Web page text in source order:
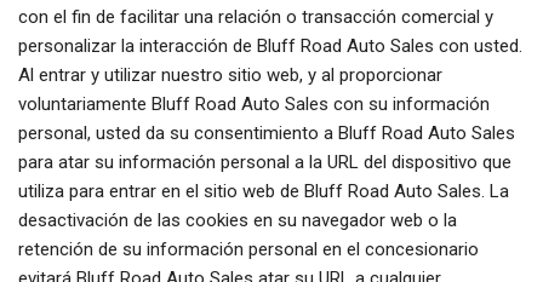
con el fin de facilitar una relación o transacción comercial y
personalizar la interacción de Bluff Road Auto Sales con usted.
Al entrar y utilizar nuestro sitio web, y al proporcionar
voluntariamente Bluff Road Auto Sales con su información
personal, usted da su consentimiento a Bluff Road Auto Sales
para atar su información personal a la URL del dispositivo que
utiliza para entrar en el sitio web de Bluff Road Auto Sales. La
desactivación de las cookies en su navegador web o la
retención de su información personal en el concesionario